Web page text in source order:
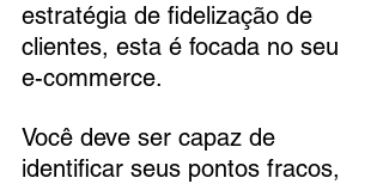
estratégia de fidelização de
clientes, esta é focada no seu
e-commerce.
Você deve ser capaz de
identificar seus pontos fracos,